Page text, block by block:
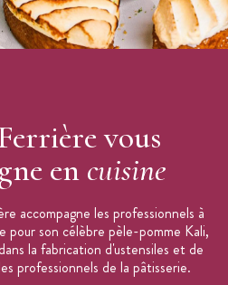
vous
en cuisine
accompagne les professionnels à
pour son célèbre pèle-pomme Kali,
la fabrication d'ustensiles et de
professionnels de la pâtisserie.